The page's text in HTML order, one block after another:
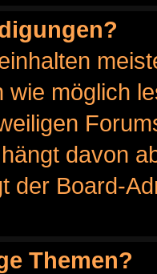
wie möglich
davon
der Board-
Themen?